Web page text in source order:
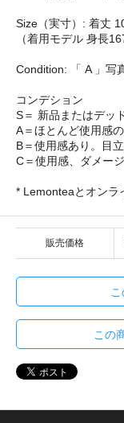
Size（実寸）: 着丈
（着用モデル 身長
Condition: 「 A 」写
コンデション
S＝ 新品またはデッ
A＝ほとんど使用感
B＝使用感あり。目
C＝使用感、ダメージ
* Lemonteaとオンラ
販売価格
この